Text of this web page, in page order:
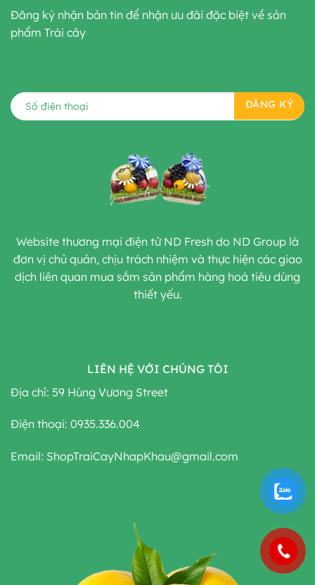
Đăng ký nhận bản tin để nhận ưu đãi đặc biệt về sản
phẩm Trái cây
Website thương mại điện tử ND Fresh do ND Group là
đơn vị chủ quản, chịu trách nhiệm và thực hiện các giao
dịch liên quan mua sắm sản phẩm hàng hoá tiêu dùng
thiết yếu.
LIÊN HỆ VỚI CHÚNG TÔI
Địa chỉ: 59 Hùng Vương Street
Điện thoại: 0935.336.004
Email: ShopTraiCayNhapKhau@gmail.com